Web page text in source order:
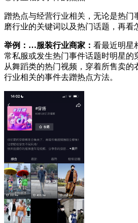
蹭热点与经营行业相关，无论是热门
磨行业的关键词以及热门话题，再看
举例：…服装行业商家： 看最近明星
常私服或发生热门事件话题时明星的
从舞蹈类的热门视频，穿着所售卖的
行业相关的事件去蹭热点方法。